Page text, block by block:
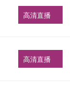
高清直播
高清直播